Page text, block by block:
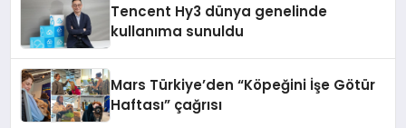
Tencent Hy3 dünya genelinde
kullanıma sunuldu
Mars Türkiye’den “Köpeğini İşe Götür
Haftası” çağrısı